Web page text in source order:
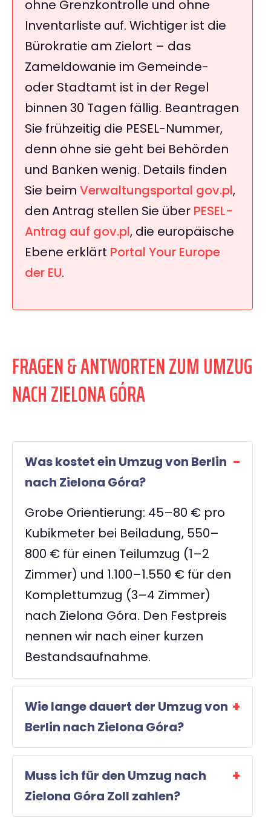
ohne Grenzkontrolle und ohne
Inventarliste auf. Wichtiger ist die
Bürokratie am Zielort – das
Zameldowanie im Gemeinde-
oder Stadtamt ist in der Regel
binnen 30 Tagen fällig. Beantragen
Sie frühzeitig die PESEL-Nummer,
denn ohne sie geht bei Behörden
und Banken wenig. Details finden
Sie beim Verwaltungsportal gov.pl,
den Antrag stellen Sie über PESEL-
Antrag auf gov.pl, die europäische
Ebene erklärt Portal Your Europe
der EU.
FRAGEN & ANTWORTEN ZUM UMZUG
NACH ZIELONA GÓRA
Was kostet ein Umzug von Berlin
nach Zielona Góra?
Grobe Orientierung: 45–80 € pro
Kubikmeter bei Beiladung, 550–
800 € für einen Teilumzug (1–2
Zimmer) und 1.100–1.550 € für den
Komplettumzug (3–4 Zimmer)
nach Zielona Góra. Den Festpreis
nennen wir nach einer kurzen
Bestandsaufnahme.
Wie lange dauert der Umzug von
Berlin nach Zielona Góra?
Muss ich für den Umzug nach
Zielona Góra Zoll zahlen?